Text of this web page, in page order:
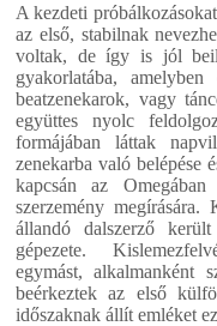
A kezdeti
az első, stabilnak
voltak, de így is jól
gyakorlatába,
beatzenekarok, vagy
együttes nyolc
formájában láttak
zenekarba való belépése
kapcsán az
szerzemény megírására.
állandó dalszerző
gépezete.
egymást, alkalmanként
beérkeztek az első
időszaknak állít emléket